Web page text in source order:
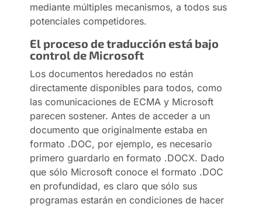
mediante múltiples mecanismos, a todos sus
potenciales competidores.
El proceso de traducción está bajo
control de Microsoft
Los documentos heredados no están
directamente disponibles para todos, como
las comunicaciones de ECMA y Microsoft
parecen sostener. Antes de acceder a un
documento que originalmente estaba en
formato .DOC, por ejemplo, es necesario
primero guardarlo en formato .DOCX. Dado
que sólo Microsoft conoce el formato .DOC
en profundidad, es claro que sólo sus
programas estarán en condiciones de hacer